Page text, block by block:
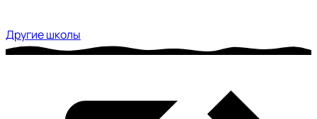
Другие школы